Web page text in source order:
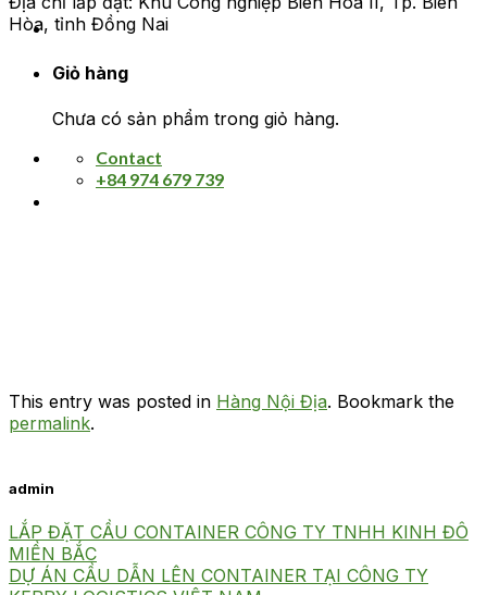
Giỏ hàng
Chưa có sản phẩm trong giỏ hàng.
Contact
+84 974 679 739
Hòa, tỉnh Đồng Nai
This entry was posted in Hàng Nội Địa. Bookmark the
permalink.
admin
LẮP ĐẶT CẦU CONTAINER CÔNG TY TNHH KINH ĐÔ
MIỀN BẮC
DỰ ÁN CẦU DẪN LÊN CONTAINER TẠI CÔNG TY